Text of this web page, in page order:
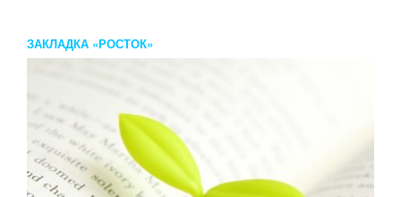
ЗАКЛАДКА «РОСТОК»